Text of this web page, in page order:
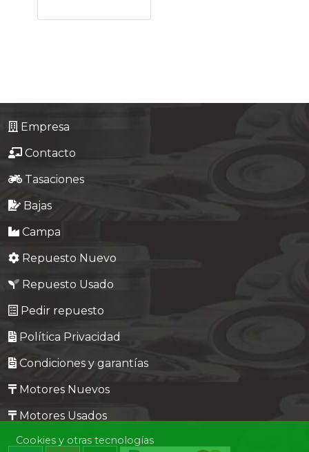
Empresa
Contacto
Tasaciones
Bajas
Campa
Repuesto Nuevo
Repuesto Usado
Pedir repuesto
Política Privacidad
Condiciones y garantías
Motores Nuevos
Motores Usados
Cookies y otras tecnologías